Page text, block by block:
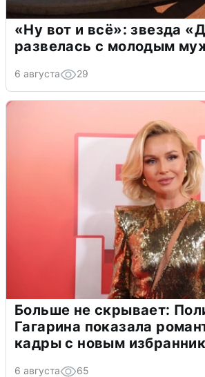
«Ну вот и всё»: звезда
развелась с молодым
6 августа 29
Больше не скрывает:
Гагарина показала
кадры с новым
6 августа 65